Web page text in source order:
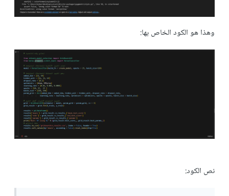
وهذا هو الكود الخاص بها:
نص الكود: